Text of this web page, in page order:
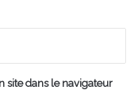
site dans le navigateur